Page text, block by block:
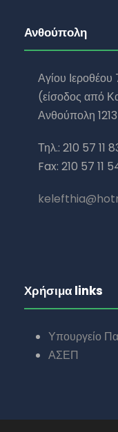
Ανθούπολη
Αγίου
(είσοδος από
Ανθούπολη
Τηλ.: 210 57 11
Fax: 210 57 11
Χρήσιμα links
Υπουργείο
ΑΣΕΠ